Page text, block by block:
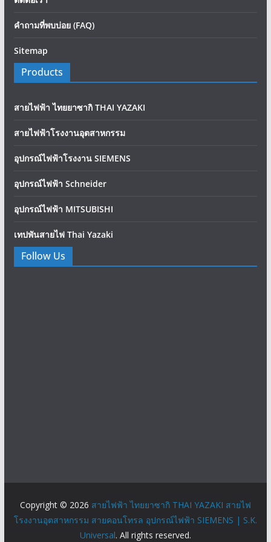
คำถามที่พบบ่อย (FAQ)
Sitemap
Products
สายไฟฟ้า ไทยยาซากิ THAI YAZAKI
สายไฟฟ้าโรงงานอุตสาหกรรม
อุปกรณ์ไฟฟ้าโรงงาน SIEMENS
อุปกรณ์ไฟฟ้า Schneider
อุปกรณ์ไฟฟ้า MITSUBISHI
เทปพันสายไฟ Thai Yazaki
Follow Us
Copyright © 2026 สายไฟฟ้า ไทยยาซากิ THAI YAZAKI สายไฟ
โรงงานอุตสาหกรรม สายคอนโทรล อุปกรณ์ไฟฟ้า SIEMENS | S.K.
Universal. All rights reserved.